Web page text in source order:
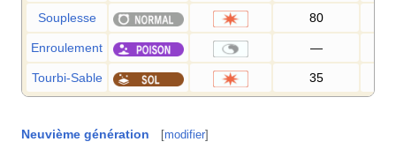
Souplesse 80
Enroulement —
Tourbi-Sable 35
Neuvième génération [modifier]